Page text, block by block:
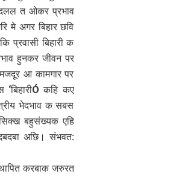
त ओकर प्रभाव
मे अगर बिहार छवि
बिहारी क
हुनकर जीवन पर
आ कामगार पर
कहि कए
भेदभाव क सबस
बहुसंख्यक एहि
अछि। संभवत:
करबाक जरुरत